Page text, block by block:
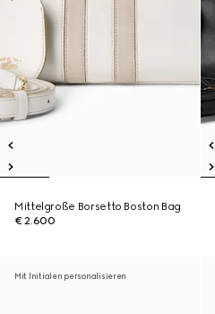
Mittelgroße Borsetto Boston Bag
€ 2.600
Mit Initialen personalisieren